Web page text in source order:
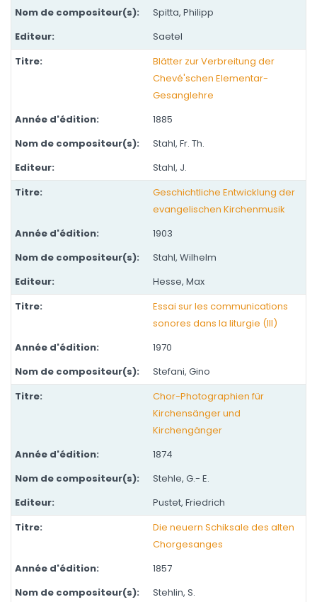
Spitta, Philipp
Saetel
Blätter zur Verbreitung der
Chevé'schen Elementar-
Gesanglehre
1885
Stahl, Fr. Th.
Stahl, J.
Geschichtliche Entwicklung der
evangelischen Kirchenmusik
1903
Stahl, Wilhelm
Hesse, Max
Essai sur les communications
sonores dans la liturgie (III)
1970
Stefani, Gino
Chor-Photographien für
Kirchensänger und
Kirchengänger
1874
Stehle, G.- E.
Pustet, Friedrich
Die neuern Schiksale des alten
Chorgesanges
1857
Stehlin, S.